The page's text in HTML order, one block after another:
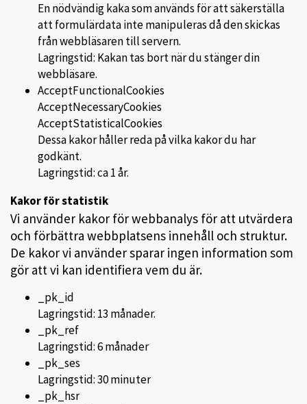
En nödvändig kaka som används för att säkerställa
att formulärdata inte manipuleras då den skickas
från webbläsaren till servern.
Lagringstid: Kakan tas bort när du stänger din
webbläsare.
AcceptFunctionalCookies
AcceptNecessaryCookies
AcceptStatisticalCookies
Dessa kakor håller reda på vilka kakor du har
godkänt.
Lagringstid: ca 1 år.
Kakor för statistik
Vi använder kakor för webbanalys för att utvärdera
och förbättra webbplatsens innehåll och struktur.
De kakor vi använder sparar ingen information som
gör att vi kan identifiera vem du är.
_pk_id
Lagringstid: 13 månader.
_pk_ref
Lagringstid: 6 månader
_pk_ses
Lagringstid: 30 minuter
_pk_hsr